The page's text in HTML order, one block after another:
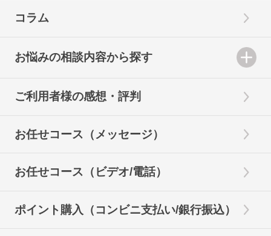
コラム
お悩みの相談内容から探す
ご利用者様の感想・評判
お任せコース（メッセージ）
お任せコース（ビデオ/電話）
ポイント購入（コンビニ支払い/銀行振込）